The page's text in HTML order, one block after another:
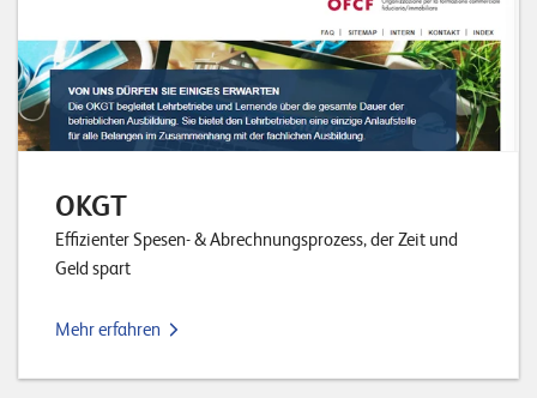
OKGT
Effizienter Spesen- & Abrechnungsprozess, der Zeit und
Geld spart
Mehr erfahren